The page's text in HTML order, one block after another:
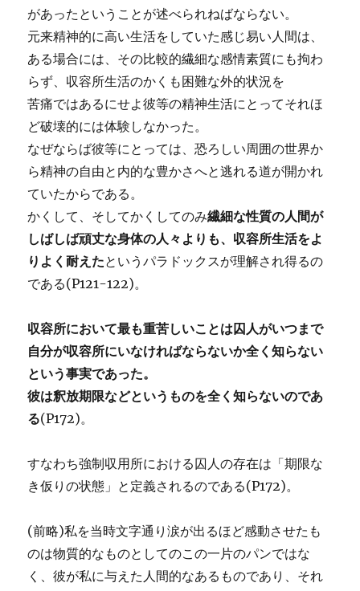
があったということが述べられねばならない。
元来精神的に高い生活をしていた感じ易い人間は、
ある場合には、その比較的繊細な感情素質にも拘わ
らず、収容所生活のかくも困難な外的状況を
苦痛ではあるにせよ彼等の精神生活にとってそれほ
ど破壊的には体験しなかった。
なぜならば彼等にとっては、恐ろしい周囲の世界か
ら精神の自由と内的な豊かさへと逃れる道が開かれ
ていたからである。
かくして、そしてかくしてのみ繊細な性質の人間が
しばしば頑丈な身体の人々よりも、収容所生活をよ
りよく耐えたというパラドックスが理解され得るの
である(P121-122)。
収容所において最も重苦しいことは囚人がいつまで
自分が収容所にいなければならないか全く知らない
という事実であった。
彼は釈放期限などというものを全く知らないのであ
る(P172)。
すなわち強制収用所における囚人の存在は「期限な
き仮りの状態」と定義されるのである(P172)。
(前略)私を当時文字通り涙が出るほど感動させたも
のは物質的なものとしてのこの一片のパンではな
く、彼が私に与えた人間的なあるものであり、それ